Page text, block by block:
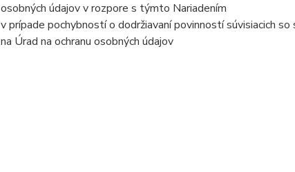
osobných údajov v rozpore s týmto Nariadením
v prípade pochybností o dodržiavaní povinností súvisiacich
na Úrad na ochranu osobných údajov